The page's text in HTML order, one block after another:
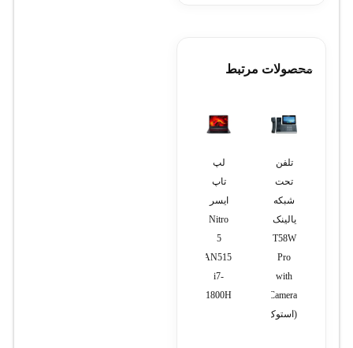
محصولات مرتبط
تلفن
تحت
شبکه
یالینک
T58W
Pro
with
Camera
(استوک)
لپ
تاپ
ایسر
Nitro
5
AN515
i7-
11800H